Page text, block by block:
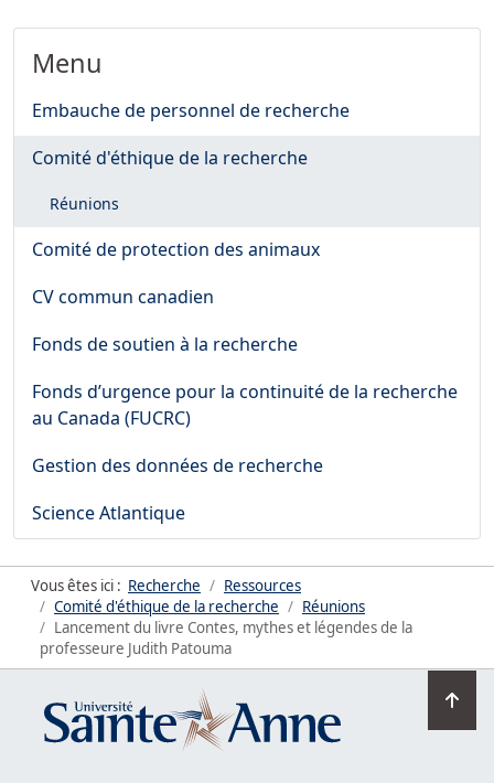
Menu
Embauche de personnel de recherche
Comité d'éthique de la recherche
Réunions
Comité de protection des animaux
CV commun canadien
Fonds de soutien à la recherche
Fonds d’urgence pour la continuité de la recherche
au Canada (FUCRC)
Gestion des données de recherche
Science Atlantique
Vous êtes ici : Recherche
Ressources
Comité d'éthique de la recherche
Réunions
Lancement du livre Contes, mythes et légendes de la
professeure Judith Patouma
en